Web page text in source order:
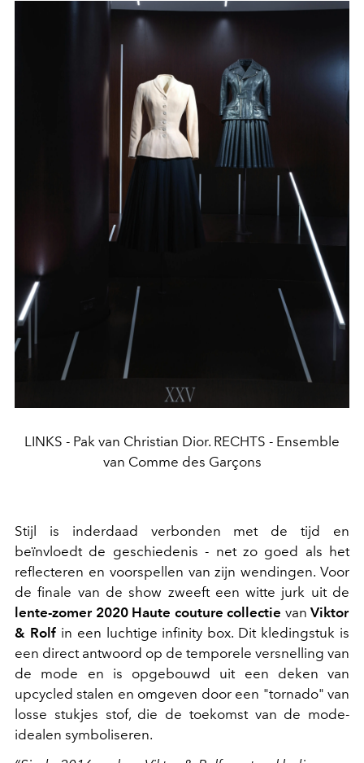
LINKS - Pak van Christian Dior. RECHTS - Ensemble
van Comme des Garçons
Stijl is inderdaad verbonden met de tijd en
beïnvloedt de geschiedenis - net zo goed als het
reflecteren en voorspellen van zijn wendingen. Voor
de finale van de show zweeft een witte jurk uit de
lente-zomer 2020 Haute couture collectie vanViktor
& Rolfin een luchtige infinity box. Dit kledingstuk is
een direct antwoord op de temporele versnelling van
de mode en is opgebouwd uit een deken van
upcycled stalen en omgeven door een "tornado" van
losse stukjes stof, die de toekomst van de mode-
idealen symboliseren.